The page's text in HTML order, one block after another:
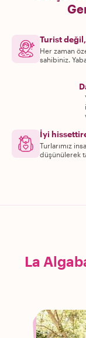
Turist
Her zaman
sahibiniz.
İyi
Turlarımız
düşünülerek
La